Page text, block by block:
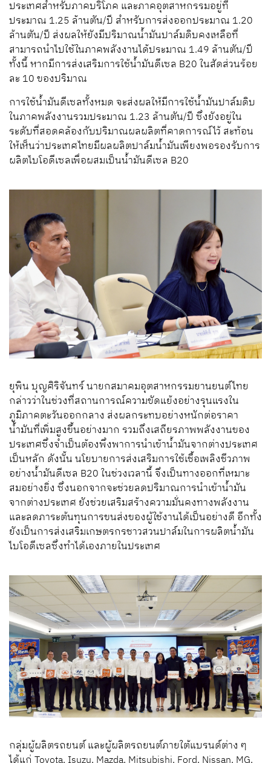
ประเทศสำหรับภาคบริโภค และภาคอุตสาหกรรมอยู่ที่
ประมาณ 1.25 ล้านตัน/ปี สำหรับการส่งออกประมาณ 1.20
ล้านตัน/ปี ส่งผลให้ยังมีปริมาณน้ำมันปาล์มดิบคงเหลือที่
สามารถนำไปใช้ในภาคพลังงานได้ประมาณ 1.49 ล้านตัน/ปี
ทั้งนี้ หากมีการส่งเสริมการใช้น้ำมันดีเซล B20 ในสัดส่วนร้อย
ละ 10 ของปริมาณ
การใช้น้ำมันดีเซลทั้งหมด จะส่งผลให้มีการใช้น้ำมันปาล์มดิบ
ในภาคพลังงานรวมประมาณ 1.23 ล้านตัน/ปี ซึ่งยังอยู่ใน
ระดับที่สอดคล้องกับปริมาณผลผลิตที่คาดการณ์ไว้ สะท้อน
ให้เห็นว่าประเทศไทยมีผลผลิตปาล์มน้ำมันเพียงพอรองรับการ
ผลิตไบโอดีเซลเพื่อผสมเป็นน้ำมันดีเซล B20
ยุพิน บุญศิริจันทร์ นายกสมาคมอุตสาหกรรมยานยนต์ไทย
กล่าวว่าในช่วงที่สถานการณ์ความขัดแย้งอย่างรุนแรงใน
ภูมิภาคตะวันออกกลาง ส่งผลกระทบอย่างหนักต่อราคา
น้ำมันที่เพิ่มสูงขึ้นอย่างมาก รวมถึงเสถียรภาพพลังงานของ
ประเทศซึ่งจำเป็นต้องพึ่งพาการนำเข้าน้ำมันจากต่างประเทศ
เป็นหลัก ดังนั้น นโยบายการส่งเสริมการใช้เชื้อเพลิงชีวภาพ
อย่างน้ำมันดีเซล B20 ในช่วงเวลานี้ จึงเป็นทางออกที่เหมาะ
สมอย่างยิ่ง ซึ่งนอกจากจะช่วยลดปริมาณการนำเข้าน้ำมัน
จากต่างประเทศ ยังช่วยเสริมสร้างความมั่นคงทางพลังงาน
และลดภาระต้นทุนการขนส่งของผู้ใช้งานได้เป็นอย่างดี อีกทั้ง
ยังเป็นการส่งเสริมเกษตรกรชาวสวนปาล์มในการผลิตน้ำมัน
ไบโอดีเซลซึ่งทำได้เองภายในประเทศ
กลุ่มผู้ผลิตรถยนต์ และผู้ผลิตรถยนต์ภายใต้แบรนด์ต่าง ๆ